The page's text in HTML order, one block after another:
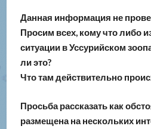
Данная информация не
Просим всех, кому что либо
ситуации в Уссурийском
ли это?
Что там действительно
Просьба рассказать как
размещена на нескольких